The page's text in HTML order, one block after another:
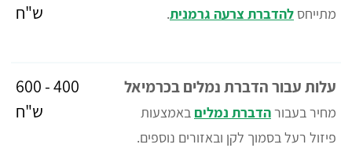
מתייחס להדברת צרעה גרמנית.
ש"ח
עלות עבור הדברת נמלים בכרמיאל
מחיר בעבורהדברת נמלים באמצעות
פיזול רעל בסמוך לקן ובאזורים נוספים.
400 - 600
ש"ח